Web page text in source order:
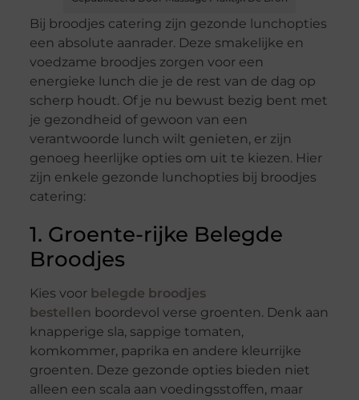
Bij broodjes catering zijn gezonde lunchopties
een absolute aanrader. Deze smakelijke en
voedzame broodjes zorgen voor een
energieke lunch die je de rest van de dag op
scherp houdt. Of je nu bewust bezig bent met
je gezondheid of gewoon van een
verantwoorde lunch wilt genieten, er zijn
genoeg heerlijke opties om uit te kiezen. Hier
zijn enkele gezonde lunchopties bij broodjes
catering:
1. Groente-rijke Belegde
Broodjes
Kies voor belegde broodjes
bestellen boordevol verse groenten. Denk aan
knapperige sla, sappige tomaten,
komkommer, paprika en andere kleurrijke
groenten. Deze gezonde opties bieden niet
alleen een scala aan voedingsstoffen, maar